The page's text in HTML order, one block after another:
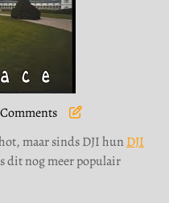
maar sinds DJI hunDJI
dit nog meer populair